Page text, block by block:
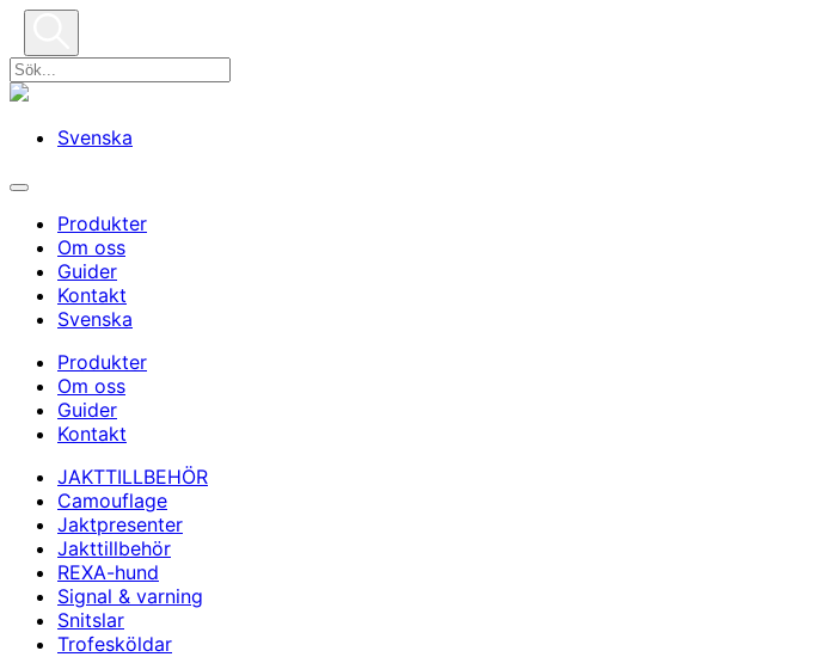
Svenska
Produkter
Om oss
Guider
Kontakt
Svenska
Produkter
Om oss
Guider
Kontakt
JAKTTILLBEHÖR
Camouflage
Jaktpresenter
Jakttillbehör
REXA-hund
Signal & varning
Snitslar
Trofesköldar